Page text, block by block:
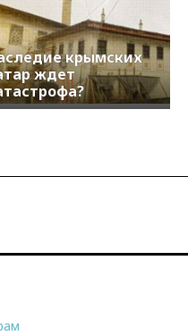
крымских
ждет